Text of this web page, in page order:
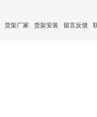
货架厂家 货架安装 留言反馈